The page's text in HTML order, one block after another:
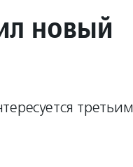
новый
третьим